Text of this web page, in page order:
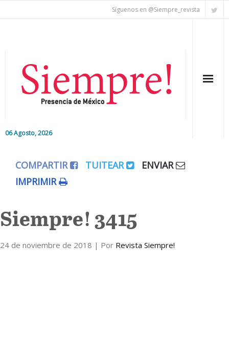
Síguenos en @Siempre_revista
06 Agosto, 2026
Editorial
Colaboradores
Internacional
COMPARTIR TUITEAR
ENVIAR
IMPRIMIR
Siempre! 3415
24 de noviembre de 2018 | Por Revista Siempre!